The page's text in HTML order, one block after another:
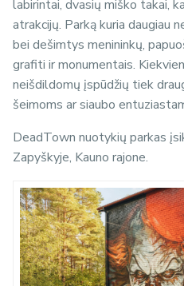
labirintai, dvasių miško takai,
atrakcijų. Parką kuria daugiau
bei dešimtys menininkų,
grafiti ir monumentais.
neišdildomų įspūdžių tiek
šeimoms ar siaubo
DeadTown nuotykių parkas
Zapyškyje, Kauno rajone.